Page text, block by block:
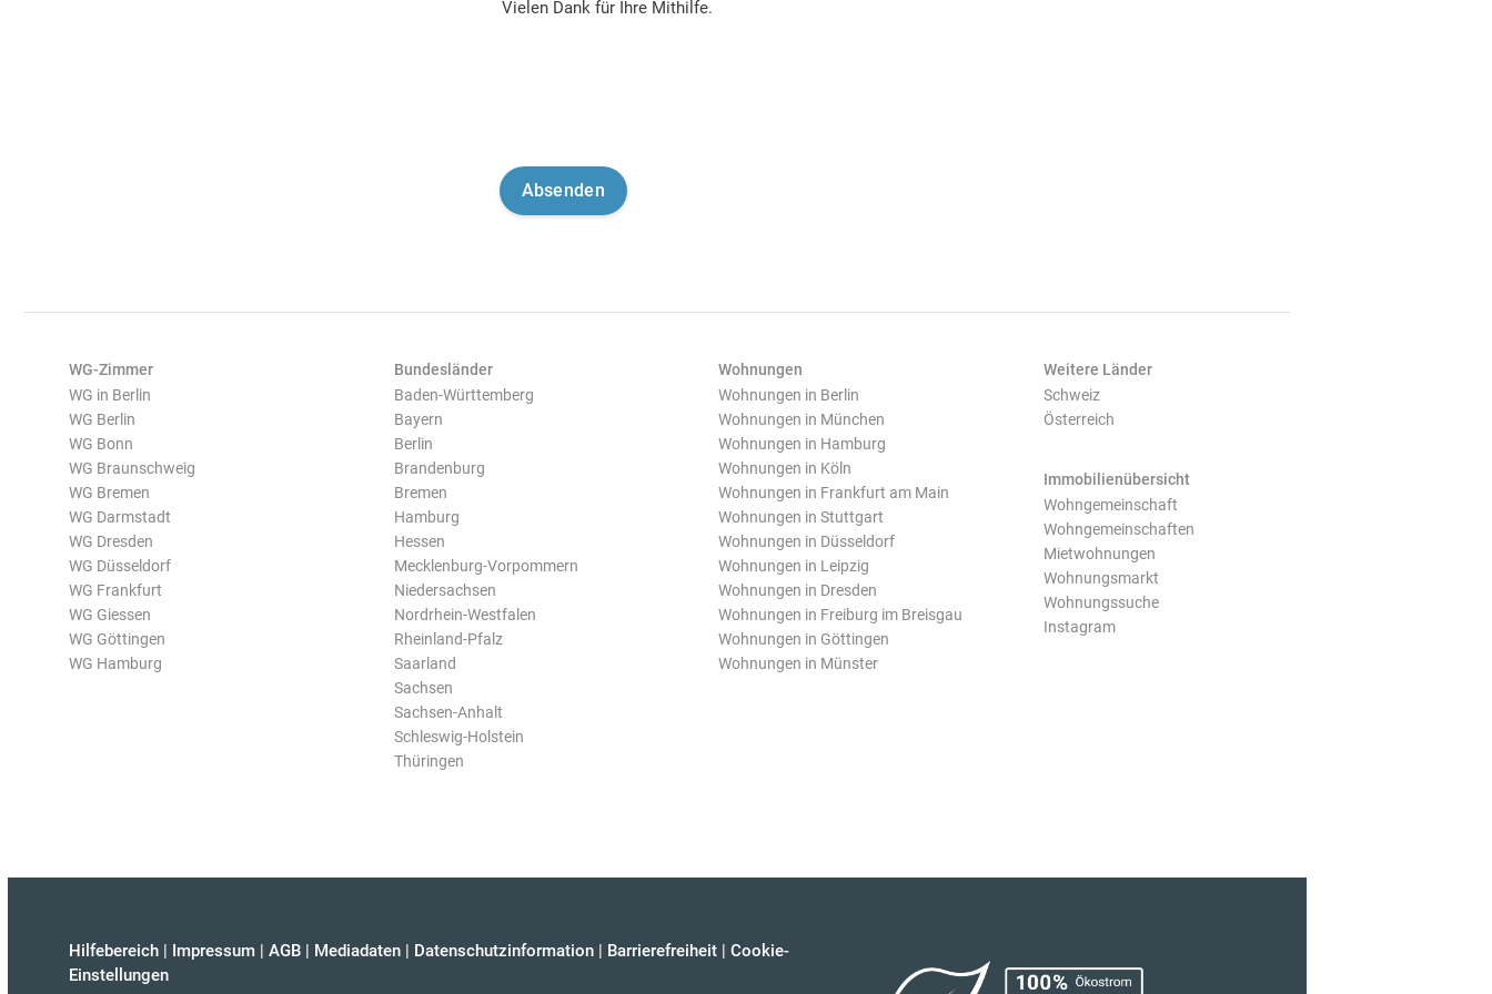
Vielen Dank für Ihre Mithilfe.
WG-Zimmer
WG in Berlin
WG Berlin
WG Bonn
WG Braunschweig
WG Bremen
WG Darmstadt
WG Dresden
WG Düsseldorf
WG Frankfurt
WG Giessen
WG Göttingen
WG Hamburg
Bundesländer
Baden-Württemberg
Bayern
Berlin
Brandenburg
Bremen
Hamburg
Hessen
Mecklenburg-Vorpommern
Niedersachsen
Nordrhein-Westfalen
Rheinland-Pfalz
Saarland
Sachsen
Sachsen-Anhalt
Schleswig-Holstein
Thüringen
Wohnungen
Wohnungen in Berlin
Wohnungen in München
Wohnungen in Hamburg
Wohnungen in Köln
Wohnungen in Frankfurt am Main
Wohnungen in Stuttgart
Wohnungen in Düsseldorf
Wohnungen in Leipzig
Wohnungen in Dresden
Wohnungen in Freiburg im Breisgau
Wohnungen in Göttingen
Wohnungen in Münster
Weitere Länder
Schweiz
Österreich
Immobilienübersicht
Wohngemeinschaft
Wohngemeinschaften
Mietwohnungen
Wohnungsmarkt
Wohnungssuche
Instagram
Hilfebereich | Impressum | AGB | Mediadaten | Datenschutzinformation | Barrierefreiheit | Cookie-
Einstellungen